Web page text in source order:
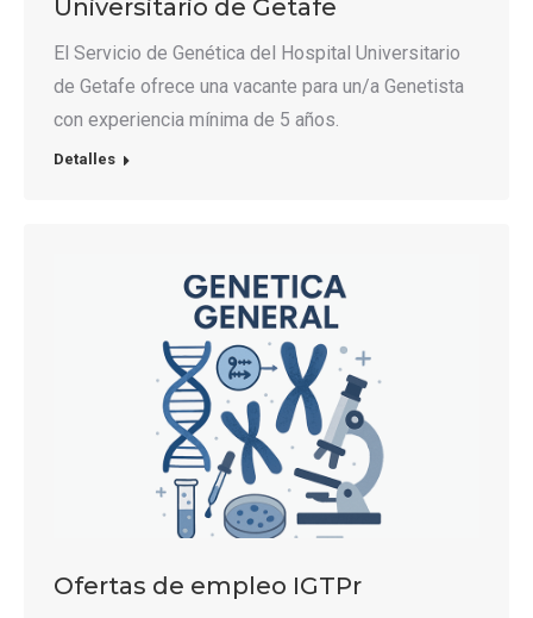
Universitario de Getafe
El Servicio de Genética del Hospital Universitario
de Getafe ofrece una vacante para un/a Genetista
con experiencia mínima de 5 años.
Detalles
Ofertas de empleo IGTPr